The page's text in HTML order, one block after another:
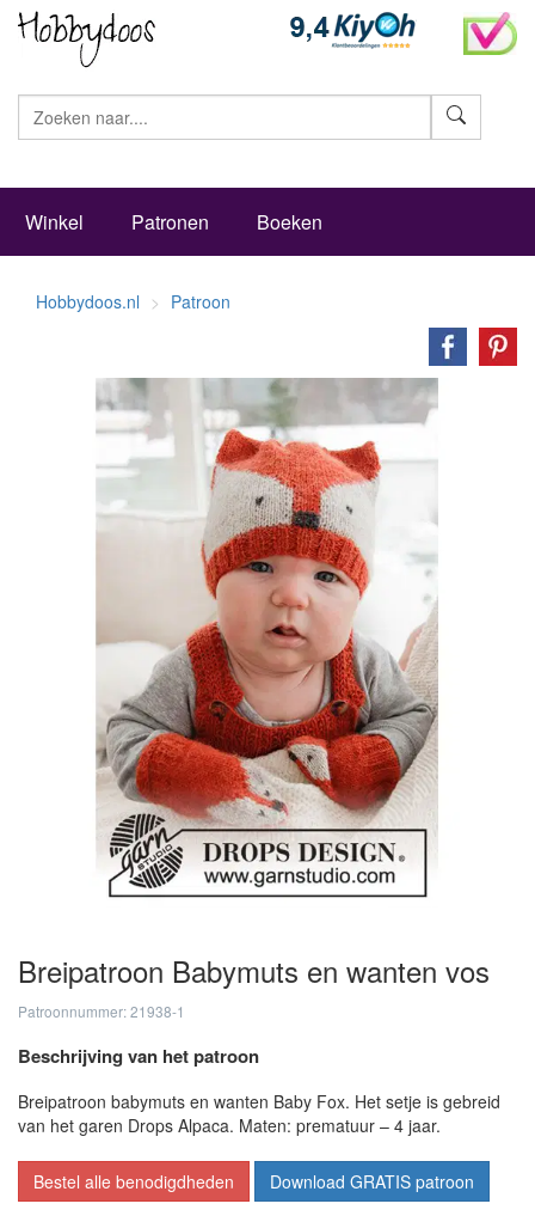
Winkel Patronen Boeken
Hobbydoos.nl Patroon
Breipatroon Babymuts en wanten vos
Patroonnummer: 21938-1
Beschrijving van het patroon
Breipatroon babymuts en wanten Baby Fox. Het setje is gebreid
van het garen Drops Alpaca. Maten: prematuur – 4 jaar.
Bestel alle benodigdheden Download GRATIS patroon